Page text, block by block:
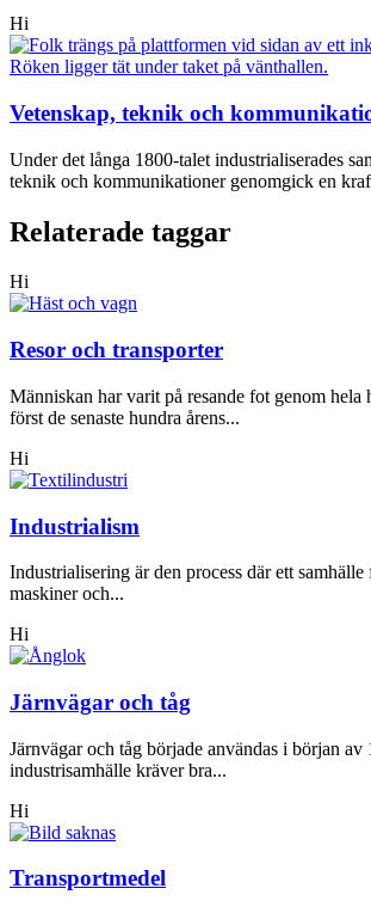
Hi
Vetenskap, teknik och
Under det långa 1800-talet industrialiserades
teknik och kommunikationer genomgick en
Relaterade taggar
Hi
Resor och transporter
Människan har varit på resande fot genom hela
först de senaste hundra årens...
Hi
Industrialism
Industrialisering är den process där ett
maskiner och...
Hi
Järnvägar och tåg
Järnvägar och tåg började användas i början av
industrisamhälle kräver bra...
Hi
Transportmedel